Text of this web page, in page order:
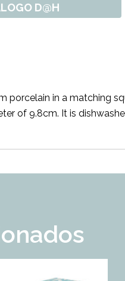
D@H
porcelain in a matching
of 9.8cm. It is